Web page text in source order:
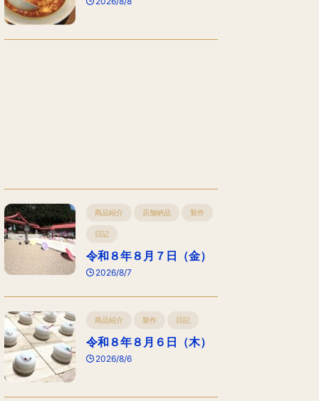
商品紹介 店舗納品 製作
日記
令和８年８月７日（金）
2026/8/7
商品紹介 製作 日記
令和８年８月６日（木）
2026/8/6